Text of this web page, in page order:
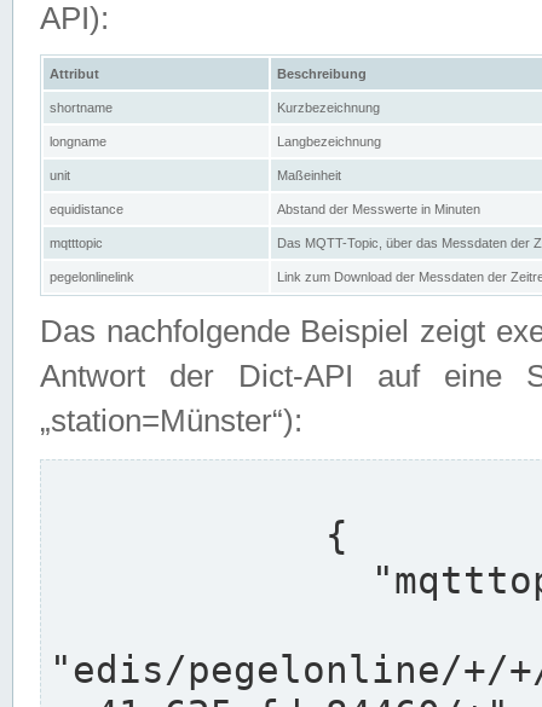
API):
Attribut Beschreibung
shortname Kurzbezeichnung
longname Langbezeichnung
unit Maßeinheit
equidistance Abstand der Messwerte in Minuten
mqtttopic Das MQTT-Topic, über das Messdaten der
pegelonlinelink Link zum Download der Messdaten der
Das nachfolgende Beispiel zeigt
Antwort der Dict-API auf eine
„station=Münster“):
"edis/pegelonline/+/